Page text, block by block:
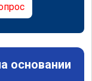
основании